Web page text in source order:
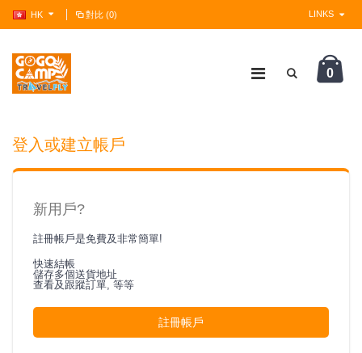
HK 對比 (0) LINKS
0
登入或建立帳戶
新用戶?
註冊帳戶是免費及非常簡單!
快速結帳
儲存多個送貨地址
查看及跟蹤訂單, 等等
註冊帳戶